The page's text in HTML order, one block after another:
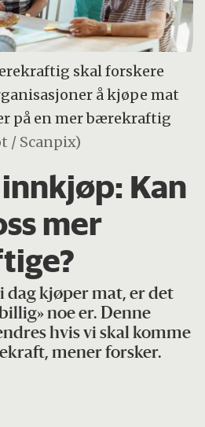
skal forskere
å kjøpe mat
på en mer bærekraftig
/ Scanpix)
Kan
mer
dag kjøper mat, er det
noe er. Denne
hvis vi skal komme
mener forsker.